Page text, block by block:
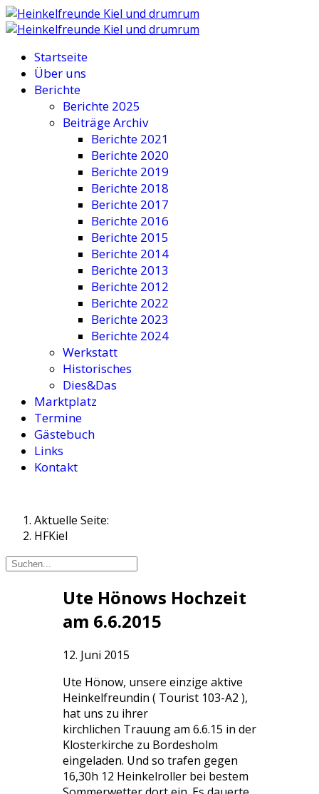
Startseite
Über uns
Berichte
Berichte 2025
Beiträge Archiv
Berichte 2021
Berichte 2020
Berichte 2019
Berichte 2018
Berichte 2017
Berichte 2016
Berichte 2015
Berichte 2014
Berichte 2013
Berichte 2012
Berichte 2022
Berichte 2023
Berichte 2024
Werkstatt
Historisches
Dies&Das
Marktplatz
Termine
Gästebuch
Links
Kontakt
Aktuelle Seite:
HFKiel
Ute Hönows Hochzeit
am 6.6.2015
12. Juni 2015
Ute Hönow, unsere einzige aktive
Heinkelfreundin ( Tourist 103-A2 ),
hat uns zu ihrer
kirchlichen Trauung am 6.6.15 in der
Klosterkirche zu Bordesholm
eingeladen. Und so trafen gegen
16,30h 12 Heinkelroller bei bestem